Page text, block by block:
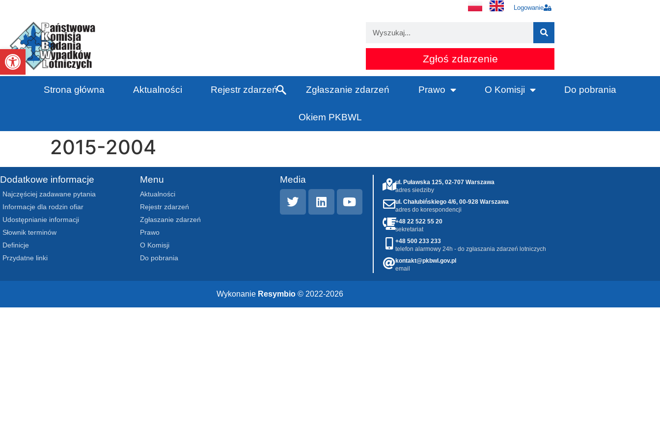
Otwórz pasek narzędzi
Logowanie
Zgłoś zdarzenie
Strona główna Aktualności Rejestr zdarzeń Zgłaszanie zdarzeń Prawo O Komisji Do pobrania
Okiem PKBWL
2015-2004
Dodatkowe informacje
Najczęściej zadawane pytania
Informacje dla rodzin ofiar
Udostępnianie informacji
Słownik terminów
Definicje
Przydatne linki
Menu
Aktualności
Rejestr zdarzeń
Zgłaszanie zdarzeń
Prawo
O Komisji
Do pobrania
Media
ul. Puławska 125, 02-707 Warszawa
adres siedziby
ul. Chałubińskiego 4/6, 00-928 Warszawa
adres do korespondencji
+48 22 522 55 20
sekretariat
+48 500 233 233
telefon alarmowy 24h - do zgłaszania zdarzeń lotniczych
kontakt@pkbwl.gov.pl
email
Wykonanie Resymbio © 2022-2026